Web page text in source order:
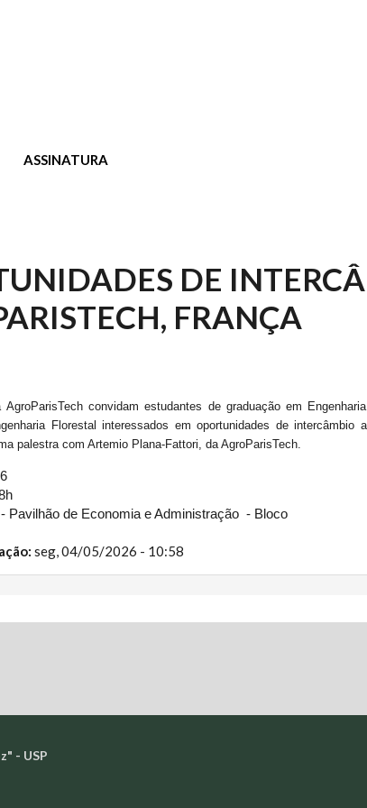
ASSINATURA
DE
FRANÇA
convidam estudantes de graduação em Engenharia
Florestal interessados em oportunidades de intercâmbio a
palestra com Artemio Plana-Fattori, da AgroParisTech.
Pavilhão de Economia e Administração - Bloco
seg, 04/05/2026 - 10:58
- USP